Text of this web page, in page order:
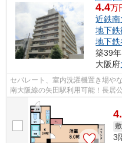
4.4万
近鉄南
地下
地下鉄
築39
大阪府
セパレート、室内洗濯機置き場やな
南大阪線の矢田駅利用可能！長居
す！
3